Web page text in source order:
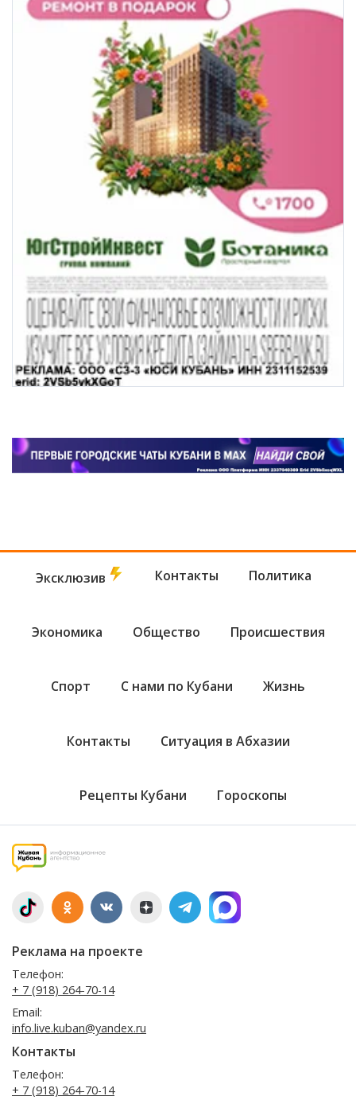
Эксклюзив Контакты Политика
Экономика Общество Происшествия
Спорт С нами по Кубани Жизнь
Контакты Ситуация в Абхазии
Рецепты Кубани Гороскопы
Реклама на проекте
Телефон:
+ 7 (918) 264-70-14
Email:
info.live.kuban@yandex.ru
Контакты
Телефон:
+ 7 (918) 264-70-14